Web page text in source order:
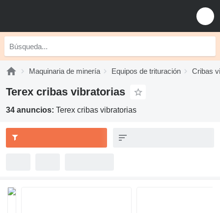
Maquinaria de minería Equipos de trituración Cribas
Terex cribas vibratorias
34 anuncios: Terex cribas vibratorias